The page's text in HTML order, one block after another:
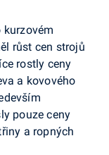
kurzovém
růst cen strojů
rostly ceny
a kovového
pouze ceny
a ropných